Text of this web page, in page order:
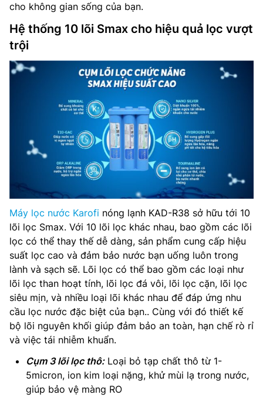
cho không gian sống của bạn.
Hệ thống 10 lõi Smax cho hiệu quả lọc vượt
trội
Máy lọc nước Karofi nóng lạnh KAD-R38 sở hữu tới 10
lõi lọc Smax. Với 10 lõi lọc khác nhau, bao gồm các lõi
lọc có thể thay thế dễ dàng, sản phẩm cung cấp hiệu
suất lọc cao và đảm bảo nước bạn uống luôn trong
lành và sạch sẽ. Lõi lọc có thể bao gồm các loại như
lõi lọc than hoạt tính, lõi lọc đá vôi, lõi lọc cặn, lõi lọc
siêu mịn, và nhiều loại lõi khác nhau để đáp ứng nhu
cầu lọc nước đặc biệt của bạn.. Cùng với đó thiết kế
bộ lõi nguyên khối giúp đảm bảo an toàn, hạn chế rò rỉ
và việc tái nhiễm khuẩn.
Cụm 3 lõi lọc thô:Loại bỏ tạp chất thô từ 1-
5micron, ion kim loại nặng, khử mùi lạ trong nước,
giúp bảo vệ màng RO